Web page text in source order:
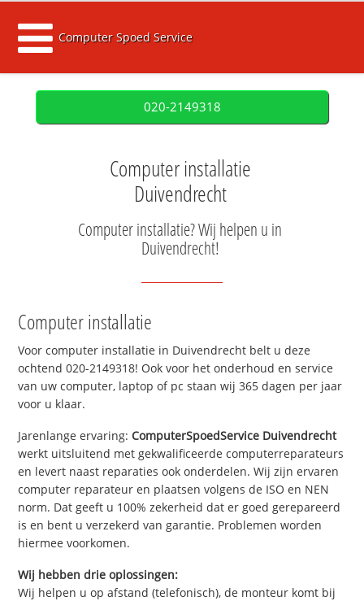
Computer Spoed Service
020-2149318
Computer installatie
Duivendrecht
Computer installatie? Wij helpen u in
Duivendrecht!
Computer installatie
Voor computer installatie in Duivendrecht belt u deze
ochtend 020-2149318! Ook voor het onderhoud en service
van uw computer, laptop of pc staan wij 365 dagen per jaar
voor u klaar.
Jarenlange ervaring:ComputerSpoedService Duivendrecht
werkt uitsluitend met gekwalificeerde computerreparateurs
en levert naast reparaties ook onderdelen. Wij zijn ervaren
computer reparateur en plaatsen volgens de ISO en NEN
norm. Dat geeft u 100% zekerheid dat er goed gerepareerd
is en bent u verzekerd van garantie. Problemen worden
hiermee voorkomen.
Wij hebben drie oplossingen:
Wij helpen u op afstand (telefonisch), de monteur komt bij